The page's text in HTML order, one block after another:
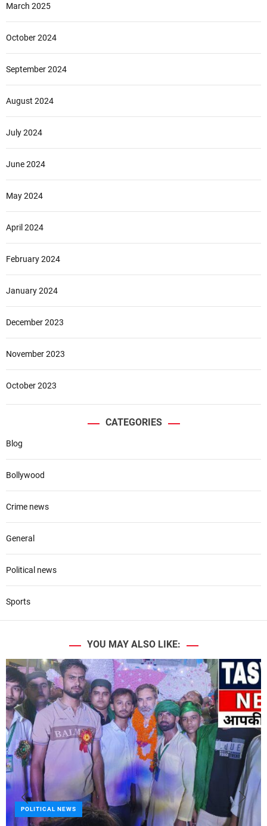
March 2025
October 2024
September 2024
August 2024
July 2024
June 2024
May 2024
April 2024
February 2024
January 2024
December 2023
November 2023
October 2023
CATEGORIES
Blog
Bollywood
Crime news
General
Political news
Sports
YOU MAY ALSO LIKE:
POLITICAL NEWS